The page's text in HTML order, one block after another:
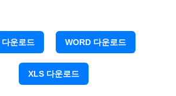
다운로드 WORD 다운로드
XLS 다운로드